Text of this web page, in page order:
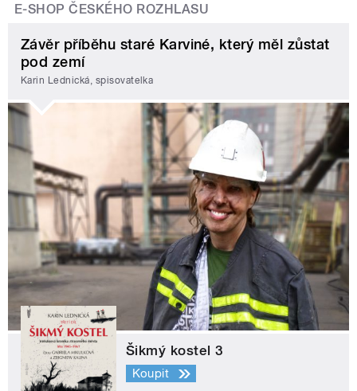
E-SHOP ČESKÉHO ROZHLASU
Závěr příběhu staré Karviné, který měl zůstat
pod zemí
Karin Lednická, spisovatelka
Šikmý kostel 3
Koupit